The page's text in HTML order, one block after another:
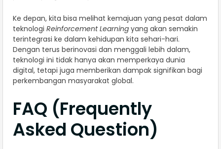
Ke depan, kita bisa melihat kemajuan yang pesat dalam
teknologi Reinforcement Learning yang akan semakin
terintegrasi ke dalam kehidupan kita sehari-hari.
Dengan terus berinovasi dan menggali lebih dalam,
teknologi ini tidak hanya akan memperkaya dunia
digital, tetapi juga memberikan dampak signifikan bagi
perkembangan masyarakat global.
FAQ (Frequently
Asked Question)